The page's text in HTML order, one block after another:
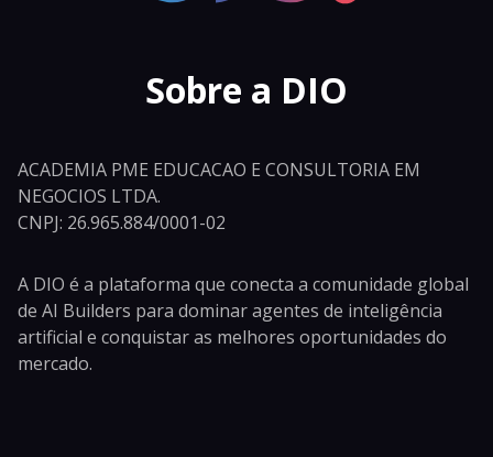
Sobre a DIO
ACADEMIA PME EDUCACAO E CONSULTORIA EM
NEGOCIOS LTDA.
CNPJ: 26.965.884/0001-02
A DIO é a plataforma que conecta a comunidade global
de AI Builders para dominar agentes de inteligência
artificial e conquistar as melhores oportunidades do
mercado.